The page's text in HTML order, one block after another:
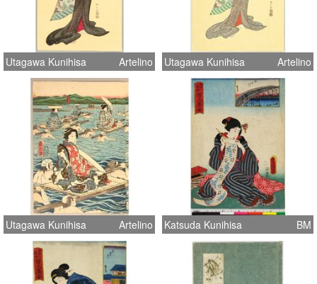
Utagawa Kunihisa Artelino Utagawa Kunihisa Artelino
Utagawa Kunihisa Artelino Katsuda Kunihisa BM